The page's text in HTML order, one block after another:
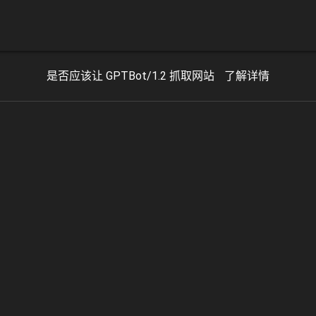
是否应该让 GPTBot/1.2 抓取网站 了解详情